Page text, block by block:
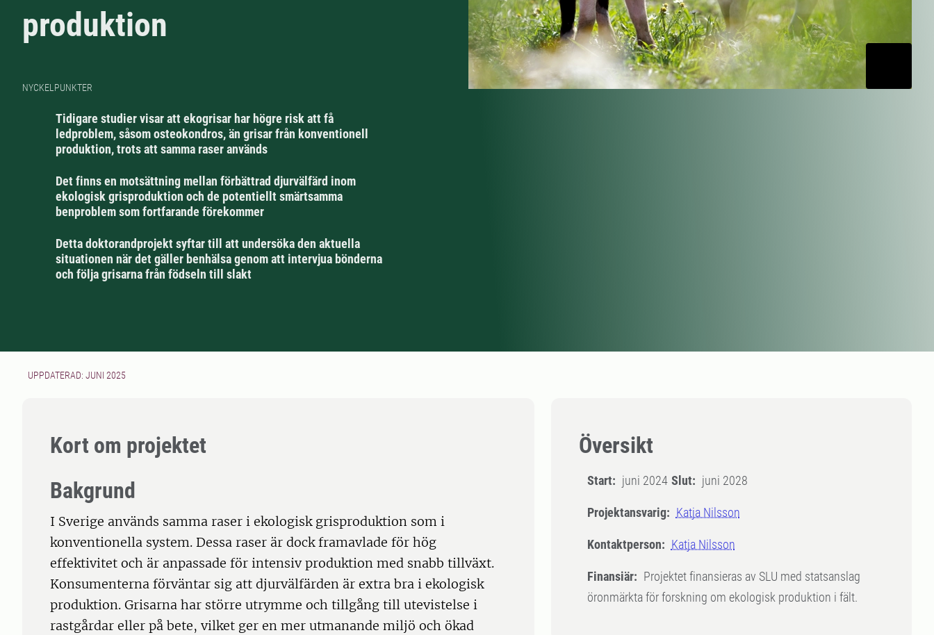
produktion
NYCKELPUNKTER
Tidigare studier visar att ekogrisar har högre risk att få
ledproblem, såsom osteokondros, än grisar från konventionell
produktion, trots att samma raser används
Det finns en motsättning mellan förbättrad djurvälfärd inom
ekologisk grisproduktion och de potentiellt smärtsamma
benproblem som fortfarande förekommer
Detta doktorandprojekt syftar till att undersöka den aktuella
situationen när det gäller benhälsa genom att intervjua bönderna
och följa grisarna från födseln till slakt
UPPDATERAD: JUNI 2025
Översikt
Start: juni 2024 Slut: juni 2028
Projektansvarig: Katja Nilsson
Kontaktperson: Katja Nilsson
Finansiär: Projektet finansieras av SLU med statsanslag
öronmärkta för forskning om ekologisk produktion i fält.
Kort om projektet
Bakgrund
I Sverige används samma raser i ekologisk grisproduktion som i
konventionella system. Dessa raser är dock framavlade för hög
effektivitet och är anpassade för intensiv produktion med snabb tillväxt.
Konsumenterna förväntar sig att djurvälfärden är extra bra i ekologisk
produktion. Grisarna har större utrymme och tillgång till utevistelse i
rastgårdar eller på bete, vilket ger en mer utmanande miljö och ökad